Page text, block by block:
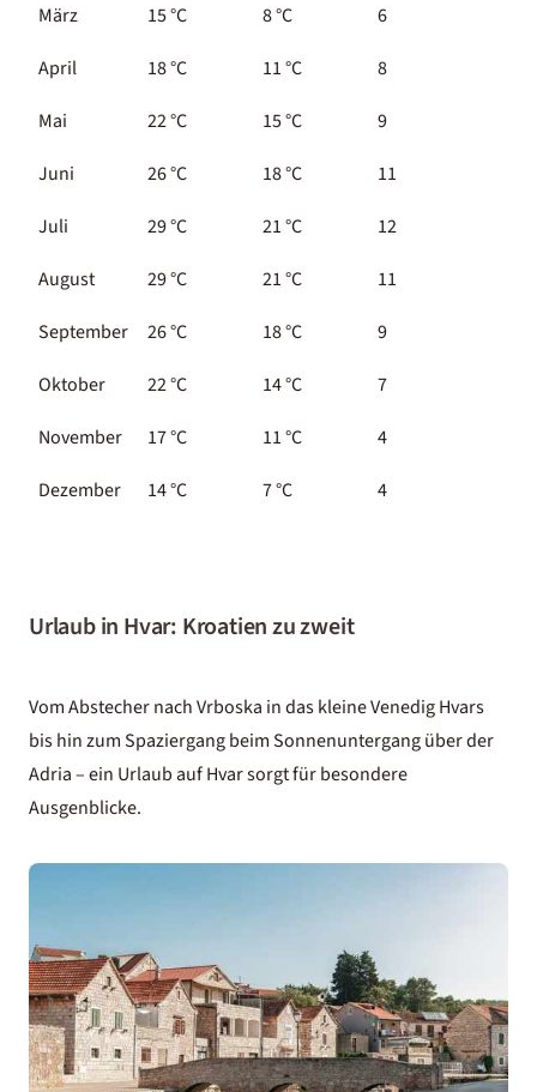
März
15 °C 8 °C 6
April
18 °C 11 °C 8
Mai
22 °C 15 °C 9
Juni
26 °C 18 °C 11
Juli
29 °C 21 °C 12
August
29 °C 21 °C 11
September
26 °C 18 °C 9
Oktober
22 °C 14 °C 7
November
17 °C 11 °C 4
Dezember
14 °C 7 °C 4
Urlaub in Hvar: Kroatien zu zweit
Vom Abstecher nach Vrboska in das kleine Venedig Hvars
bis hin zum Spaziergang beim Sonnenuntergang über der
Adria– ein Urlaub auf Hvar sorgt für besondere
Ausgenblicke.